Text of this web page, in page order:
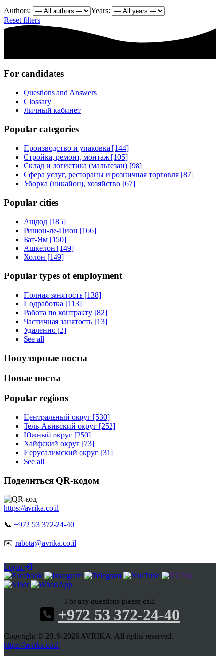
Authors:
Years:
Reset filters
For candidates
Questions and Answers
Glossary
Личный кабинет
Popular categories
Производство и упаковка [144]
Стройка, ремонт, монтаж [105]
Склад и логистика (мальгезан) [98]
Сфера услуг, рестораны и розничная торговля [87]
Уборка (никайон), хозяйство [67]
Popular cities
Ашдод [185]
Ришон-ле-Цион [166]
Бат-Ям [150]
Ашкелон [149]
Холон [149]
Popular types of employment
Полная занятость [138]
Подработка [113]
Работа по контракту [82]
Частичная занятость [13]
Удалённо [2]
See all
Популярные посты
Новые посты
Popular regions
Центральный округ [530]
Тель-Авивский округ [252]
Южный округ [250]
Хайфский округ [73]
Иерусалимский округ [31]
See all
Поделиться QR-кодом
https://avrika.co.il
📞 +972 53 372-24-40
✉️ rabota@avrika.co.il
Login
For any questions please call:
+972 53 372-24-40
Copyright © 2019-2026 AVRIKA. All rights reserved.
https://avrika.co.il